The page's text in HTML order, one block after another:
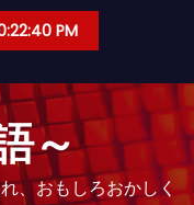
PM
～
、おもしろおかしく